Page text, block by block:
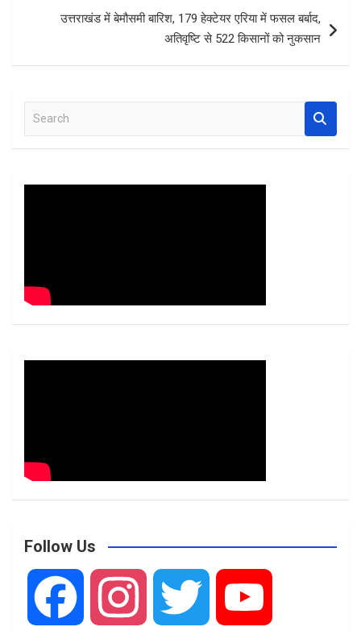
k p
उत्तराखंड में बेमौसमी बारिश, 179 हेक्टेयर एरिया में फसल बर्बाद,
अतिवृष्टि से 522 किसानों को नुकसान
a
Follow Us